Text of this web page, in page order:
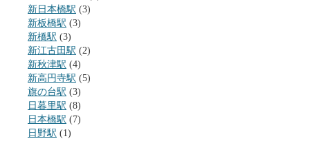
新日本橋駅 (3)
新板橋駅 (3)
新橋駅 (3)
新江古田駅 (2)
新秋津駅 (4)
新高円寺駅 (5)
旗の台駅 (3)
日暮里駅 (8)
日本橋駅 (7)
日野駅 (1)